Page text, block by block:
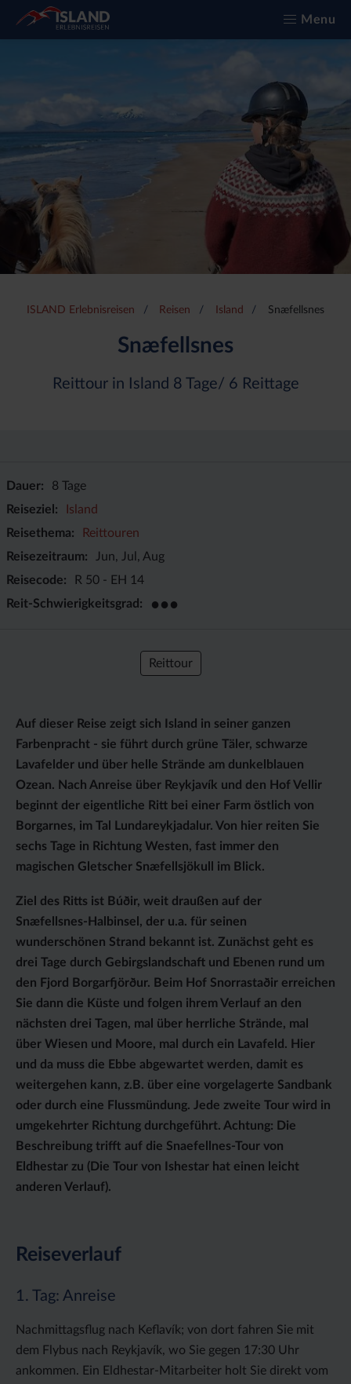
Menu
ISLAND Erlebnisreisen Reisen Island Snæfellsnes
Snæfellsnes
Reittour in Island 8 Tage/ 6 Reittage
Dauer
8 Tage
Reiseziel
Island
Reisethema
Reittouren
Reisezeitraum
Jun, Jul, Aug
Reisecode
R 50 - EH 14
Reit-Schwierigkeitsgrad
●●●
Reittour
Auf dieser Reise zeigt sich Island in seiner ganzen
Farbenpracht - sie führt durch grüne Täler, schwarze
Lavafelder und über helle Strände am dunkelblauen
Ozean. Nach Anreise über Reykjavík und den Hof Vellir
beginnt der eigentliche Ritt bei einer Farm östlich von
Borgarnes, im Tal Lundareykjadalur. Von hier reiten Sie
sechs Tage in Richtung Westen, fast immer den
magischen Gletscher Snæfellsjökull im Blick.
Ziel des Ritts ist Búðir, weit draußen auf der
Snæfellsnes-Halbinsel, der u.a. für seinen
wunderschönen Strand bekannt ist. Zunächst geht es
drei Tage durch Gebirgslandschaft und Ebenen rund um
den Fjord Borgarfjörður. Beim Hof Snorrastaðir erreichen
Sie dann die Küste und folgen ihrem Verlauf an den
nächsten drei Tagen, mal über herrliche Strände, mal
über Wiesen und Moore, mal durch ein Lavafeld. Hier
und da muss die Ebbe abgewartet werden, damit es
weitergehen kann, z.B. über eine vorgelagerte Sandbank
oder durch eine Flussmündung. Jede zweite Tour wird in
umgekehrter Richtung durchgeführt. Achtung: Die
Beschreibung trifft auf die Snaefellnes-Tour von
Eldhestar zu (Die Tour von Ishestar hat einen leicht
anderen Verlauf).
Reiseverlauf
1. Tag: Anreise
Nachmittagsflug nach Keflavík; von dort fahren Sie mit
dem Flybus nach Reykjavík, wo Sie gegen 17:30 Uhr
ankommen. Ein Eldhestar-Mitarbeiter holt Sie direkt vom